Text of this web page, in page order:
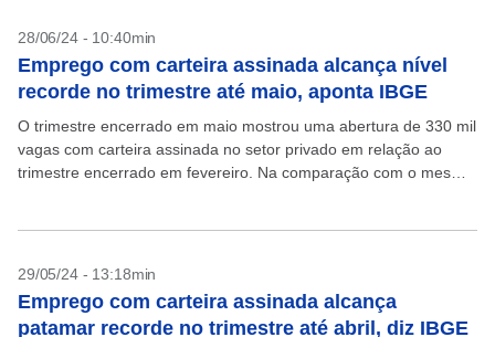
28/06/24 - 10:40min
Emprego com carteira assinada alcança nível
recorde no trimestre até maio, aponta IBGE
O trimestre encerrado em maio mostrou uma abertura de 330 mil
vagas com carteira assinada no setor privado em relação ao
trimestre encerrado em fevereiro. Na comparação com o mesmo
29/05/24 - 13:18min
Emprego com carteira assinada alcança
patamar recorde no trimestre até abril, diz IBGE